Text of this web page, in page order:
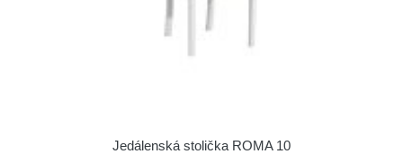
Jedálenská stolička ROMA 10